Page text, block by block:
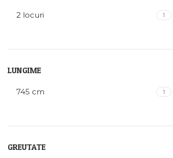
2 locuri 1
LUNGIME
745 cm 1
GREUTATE